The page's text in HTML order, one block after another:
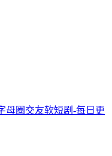
母圈交友软短剧-每日更